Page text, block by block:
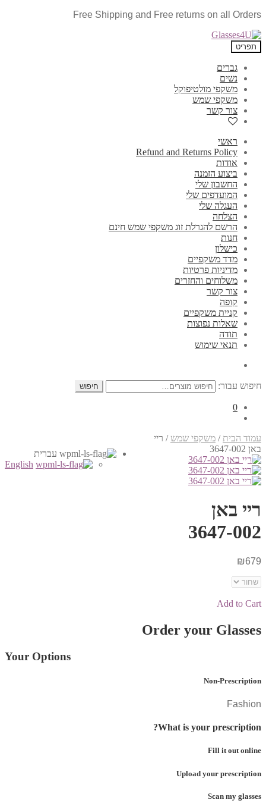
Free Shipping and Free returns on all Orders
תפריט
גברים
נשים
משקפי מולטיפוקל
משקפי שמש
צור קשר
ראשי
Refund and Returns Policy
אודות
ביצוע הזמנה
החשבון שלי
המועדפים שלי
העגלה שלי
הצלחה
הרשם להגרלת זוג משקפי שמש חינם
חנות
כישלון
מדד משקפיים
מדיניות פרטיות
משלוחים והחזרים
צור קשר
קופה
קניית משקפיים
שאלות נפוצות
תודה
תנאי שימוש
חיפוש עבור: חיפוש
0
עברית
English
עמוד הבית / משקפי שמש/ ריי
באן 3647-002
ריי באן
3647-002
₪679
Add to Cart
Order your Glasses
Your Options
Non-Prescription
Fashion
What is your prescription?
Fill it out online
Upload your prescription
Scan my glasses